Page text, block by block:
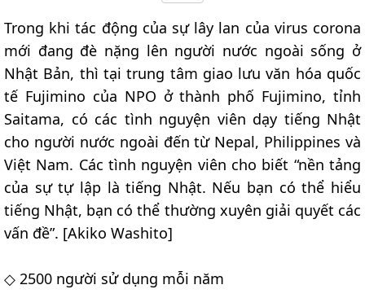
Trong khi tác động của sự lây lan của virus corona
mới đang đè nặng lên người nước ngoài sống ở
Nhật Bản, thì tại trung tâm giao lưu văn hóa quốc
tế Fujimino của NPO ở thành phố Fujimino, tỉnh
Saitama, có các tình nguyện viên dạy tiếng Nhật
cho người nước ngoài đến từ Nepal, Philippines và
Việt Nam. Các tình nguyện viên cho biết “nền tảng
của sự tự lập là tiếng Nhật. Nếu bạn có thể hiểu
tiếng Nhật, bạn có thể thường xuyên giải quyết các
vấn đề”. [Akiko Washito]
◇ 2500 người sử dụng mỗi năm